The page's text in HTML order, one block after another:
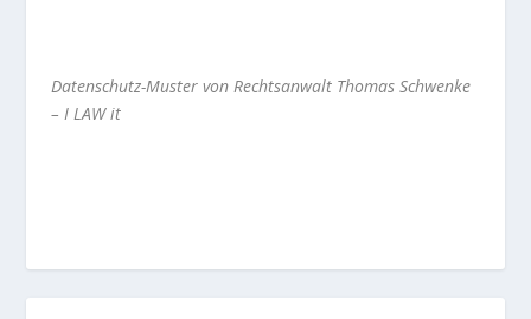
Datenschutz-Muster von Rechtsanwalt Thomas Schwenke
– I LAW it